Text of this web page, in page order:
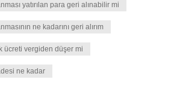
yatırılan para geri alınabilir mi
ne kadarını geri alırım
ücreti vergiden düşer mi
ne kadar